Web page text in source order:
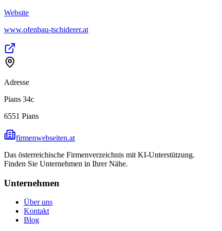
Website
www.ofenbau-tschiderer.at
Adresse
Pians 34c
6551 Pians
firmenwebseiten.at
Das österreichische Firmenverzeichnis mit KI-Unterstützung.
Finden Sie Unternehmen in Ihrer Nähe.
Unternehmen
Über uns
Kontakt
Blog